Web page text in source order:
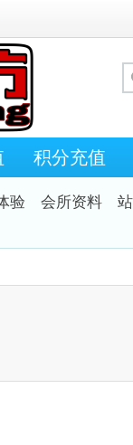
积分充值
验 会所资料